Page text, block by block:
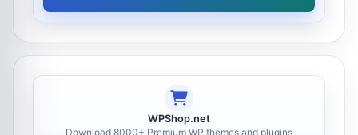
WPShop.net
Download 8000+ Premium WP themes and plugins